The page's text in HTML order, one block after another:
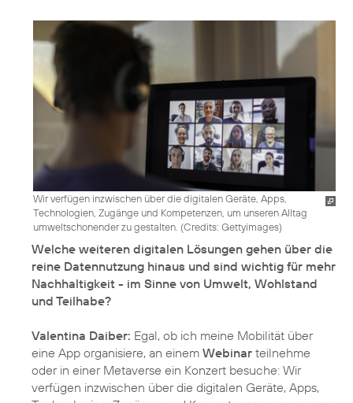
Wir verfügen inzwischen über die digitalen Geräte, Apps,
Technologien, Zugänge und Kompetenzen, um unseren Alltag
umweltschonender zu gestalten. (Credits: Gettyimages)
Welche weiteren digitalen Lösungen gehen über die
reine Datennutzung hinaus und sind wichtig für mehr
Nachhaltigkeit - im Sinne von Umwelt, Wohlstand
und Teilhabe?
Valentina Daiber: Egal, ob ich meine Mobilität über
eine App organisiere, an einem Webinar teilnehme
oder in einer Metaverse ein Konzert besuche: Wir
verfügen inzwischen über die digitalen Geräte, Apps,